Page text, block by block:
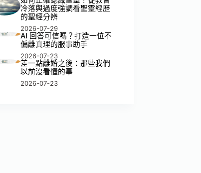
冷落與過度強調看聖靈經歷
的聖經分辨
2026-07-29
AI 回答可信嗎？打造一位不
偏離真理的服事助手
2026-07-23
差一點離婚之後：那些我們
以前沒看懂的事
2026-07-23